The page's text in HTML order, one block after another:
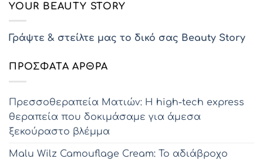
YOUR BEAUTY STORY
Γράψτε & στείλτε μας το δικό σας Beauty Story
ΠΡΌΣΦΑΤΑ ΆΡΘΡΑ
Πρεσσοθεραπεία Ματιών: Η high-tech express
θεραπεία που δοκιμάσαμε για άμεσα
ξεκούραστο βλέμμα
Malu Wilz Camouflage Cream: Το αδιάβροχο